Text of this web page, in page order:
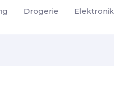
Drogerie Elektronik